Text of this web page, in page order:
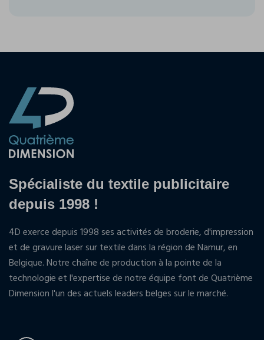
Spécialiste du textile publicitaire
depuis 1998 !
4D exerce depuis 1998 ses activités de broderie, d'impression
et de gravure laser sur textile dans la région de Namur, en
Belgique. Notre chaîne de production à la pointe de la
technologie et l'expertise de notre équipe font de Quatrième
Dimension l'un des actuels leaders belges sur le marché.